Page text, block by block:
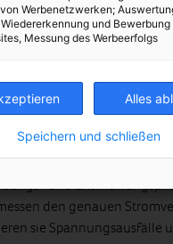
präsentierte
Netzes
kann man so einstellen,
erkennt man an dem
und
den genauen
sie Spannungsausfälle
Werbenetzwerken;
und
Messung des Werbeerfolgs
Alles
Speichern und schließen